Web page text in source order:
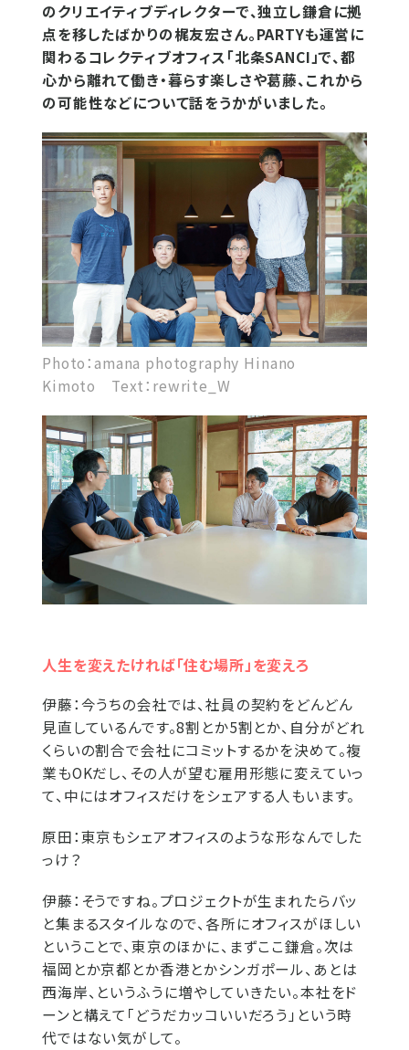
のクリエイティブディレクターで、独立し鎌倉に拠
点を移したばかりの梶友宏さん。PARTYも運営に
関わるコレクティブオフィス「北条SANCI」で、都
心から離れて働き・暮らす楽しさや葛藤、これから
の可能性などについて話をうかがいました。
Photo：amana photography Hinano
Kimoto Text：rewrite_W
人生を変えたければ「住む場所」を変えろ
伊藤：今うちの会社では、社員の契約をどんどん
見直しているんです。8割とか5割とか、自分がどれ
くらいの割合で会社にコミットするかを決めて。複
業もOKだし、その人が望む雇用形態に変えていっ
て、中にはオフィスだけをシェアする人もいます。
原田：東京もシェアオフィスのような形なんでした
っけ？
伊藤： そうですね。プロジェクトが生まれたらバッ
と集まるスタイルなので、各所にオフィスがほしい
ということで、東京のほかに、まずここ鎌倉。次は
福岡とか京都とか香港とかシンガポール、あとは
西海岸、というふうに増やしていきたい。本社をド
ーンと構えて「どうだカッコいいだろう」という時
代ではない気がして。